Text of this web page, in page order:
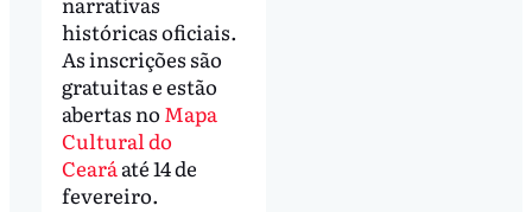
históricas oficiais.
As inscrições são
gratuitas e estão
abertas no Mapa
Cultural do
Ceará até 14 de
fevereiro.